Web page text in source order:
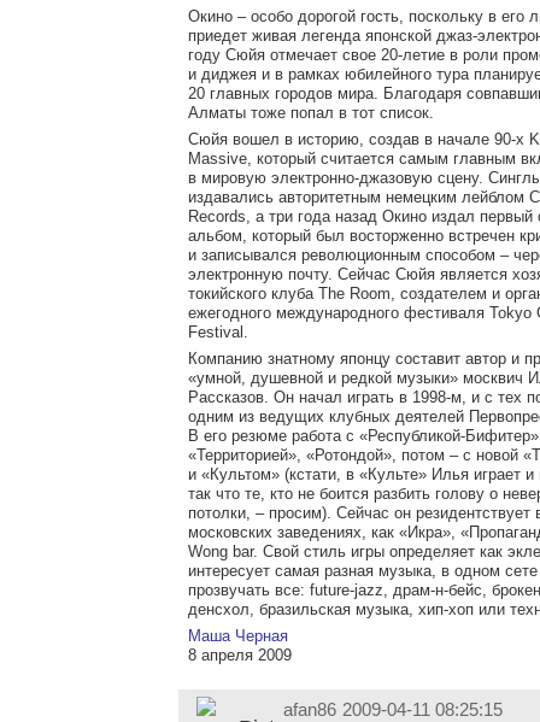
Окино – особо дорогой гость, поскольку в его
приедет живая легенда японской джаз-
году Сюйя отмечает свое 20-летие в роли
и диджея и в рамках юбилейного тура
20 главных городов мира. Благодаря
Алматы тоже попал в тот список.
Сюйя вошел в историю, создав в начале 90-х
Massive, который считается самым главным
в мировую электронно-джазовую сцену.
издавались авторитетным немецким лейблом
Records, а три года назад Окино издал первый
альбом, который был восторженно встречен
и записывался революционным способом –
электронную почту. Сейчас Сюйя является
токийского клуба The Room, создателем и
ежегодного международного фестиваля Tokyo
Festival.
Компанию знатному японцу составит автор и
«умной, душевной и редкой музыки» москвич
Рассказов. Он начал играть в 1998-м, и с тех
одним из ведущих клубных деятелей
В его резюме работа с «Республикой-
«Территорией», «Ротондой», потом – с новой
и «Культом» (кстати, в «Культе» Илья играет
так что те, кто не боится разбить голову о
потолки, – просим). Сейчас он резидентствует
московских заведениях, как «Икра»,
Wong bar. Свой стиль игры определяет как
интересует самая разная музыка, в одном
прозвучать все: future-jazz, драм-н-бейс,
денсхол, бразильская музыка, хип-хоп или
Маша Черная
8 апреля 2009
afan86 2009-04-11 08:25:15